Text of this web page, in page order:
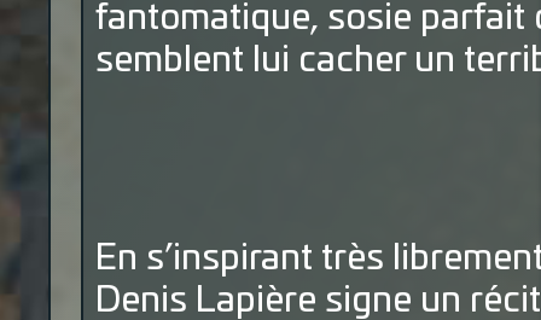
fantomatique, sosie parfait
semblent lui cacher un
En s’inspirant très
Denis Lapière signe un